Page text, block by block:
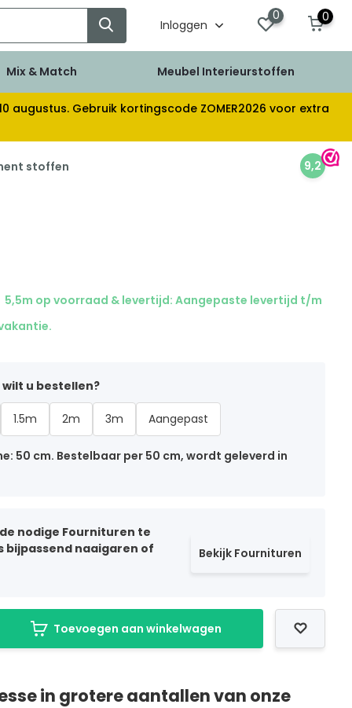
Inloggen
0 0
Mix & Match Meubel Interieurstoffen
augustus. Gebruik kortingscode ZOMER2026 voor extra
stoffen 9,2
5,5m op voorraad & levertijd: Aangepaste levertijd t/m
u bestellen?
1.5m 2m 3m Aangepast
50 cm. Bestelbaar per 50 cm, wordt geleverd in
nodige Fournituren te
bijpassend naaigaren of
Bekijk Fournituren
Toevoegen aan winkelwagen
in grotere aantallen van onze